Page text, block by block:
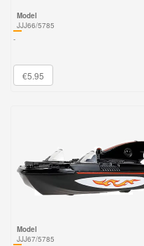
Model
JJJ66/5785
-
€5.95
Model
JJJ67/5785